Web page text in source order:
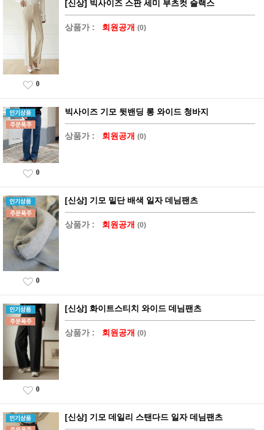
[신상] 빅사이즈 스판 세미 부츠컷 슬랙스
상품가 : 회원공개 (0)
0
빅사이즈 기모 뒷밴딩 롱 와이드 청바지
상품가 : 회원공개 (0)
0
[신상] 기모 밑단 배색 일자 데님팬츠
상품가 : 회원공개 (0)
0
[신상] 화이트스티치 와이드 데님팬츠
상품가 : 회원공개 (0)
0
[신상] 기모 데일리 스탠다드 일자 데님팬츠